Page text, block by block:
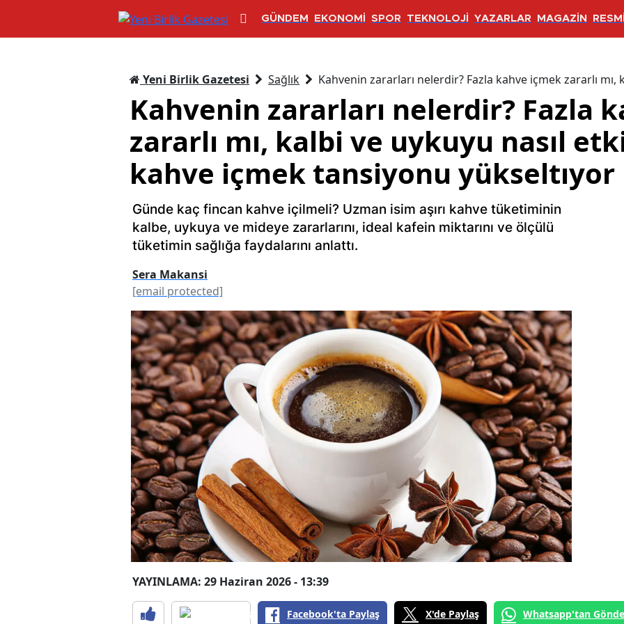
GÜNDEM EKONOMİ SPOR TEKNOLOJİ YAZARLAR MAGAZİN
Yeni Birlik Gazetesi Sağlık Kahvenin zararları nelerdir? Fazla kahve içmek zararlı
Kahvenin zararları nelerdir? Fazla
zararlı mı, kalbi ve uykuyu nasıl
kahve içmek tansiyonu yükseltıyor
Günde kaç fincan kahve içilmeli? Uzman isim aşırı kahve tüketiminin
kalbe, uykuya ve mideye zararlarını, ideal kafein miktarını ve ölçülü
tüketimin sağlığa faydalarını anlattı.
Sera Makansi
[email protected]
YAYINLAMA: 29 Haziran 2026 - 13:39
Facebook'ta Paylaş X'de Paylaş Whatsapp'tan